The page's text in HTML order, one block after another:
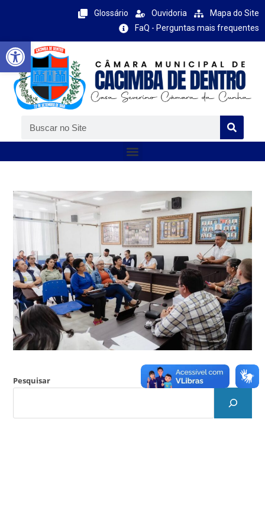
Barra de Ferramentas Aberta
Glossário Ouvidoria
Mapa do Site
FaQ - Perguntas mais frequentes
Pesquisar